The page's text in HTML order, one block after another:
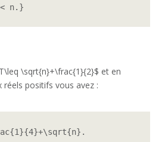
n.}
\sqrt{n}+\frac{1}{2}$ et en
réels positifs vous avez :